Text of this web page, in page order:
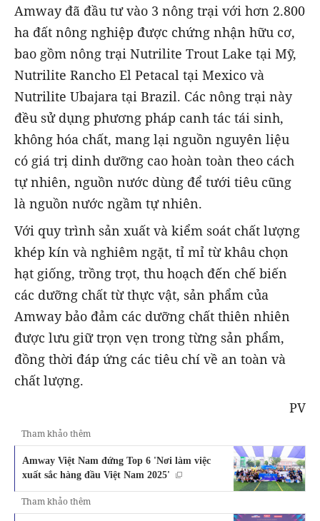
Amway đã đầu tư vào 3 nông trại với hơn 2.800
ha đất nông nghiệp được chứng nhận hữu cơ,
bao gồm nông trại Nutrilite Trout Lake tại Mỹ,
Nutrilite Rancho El Petacal tại Mexico và
Nutrilite Ubajara tại Brazil. Các nông trại này
đều sử dụng phương pháp canh tác tái sinh,
không hóa chất, mang lại nguồn nguyên liệu
có giá trị dinh dưỡng cao hoàn toàn theo cách
tự nhiên, nguồn nước dùng để tưới tiêu cũng
là nguồn nước ngầm tự nhiên.
Với quy trình sản xuất và kiểm soát chất lượng
khép kín và nghiêm ngặt, tỉ mỉ từ khâu chọn
hạt giống, trồng trọt, thu hoạch đến chế biến
các dưỡng chất từ thực vật, sản phẩm của
Amway bảo đảm các dưỡng chất thiên nhiên
được lưu giữ trọn vẹn trong từng sản phẩm,
đồng thời đáp ứng các tiêu chí về an toàn và
chất lượng.
PV
Tham khảo thêm
Amway Việt Nam đứng Top 6 'Nơi làm việc
xuất sắc hàng đầu Việt Nam 2025'
Tham khảo thêm